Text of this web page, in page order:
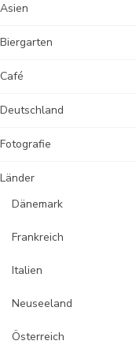
Asien
Biergarten
Café
Deutschland
Fotografie
Länder
Dänemark
Frankreich
Italien
Neuseeland
Österreich